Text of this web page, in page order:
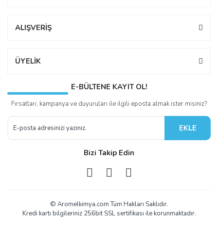
ALIŞVERİŞ
ÜYELİK
E-BÜLTENE KAYIT OL!
Fırsatları, kampanya ve duyuruları ile ilgili eposta almak ister misiniz?
EKLE
Bizi Takip Edin
© Aromelkimya.com Tüm Hakları Saklıdır.
Kredi kartı bilgileriniz 256bit SSL sertifikası ile korunmaktadır.